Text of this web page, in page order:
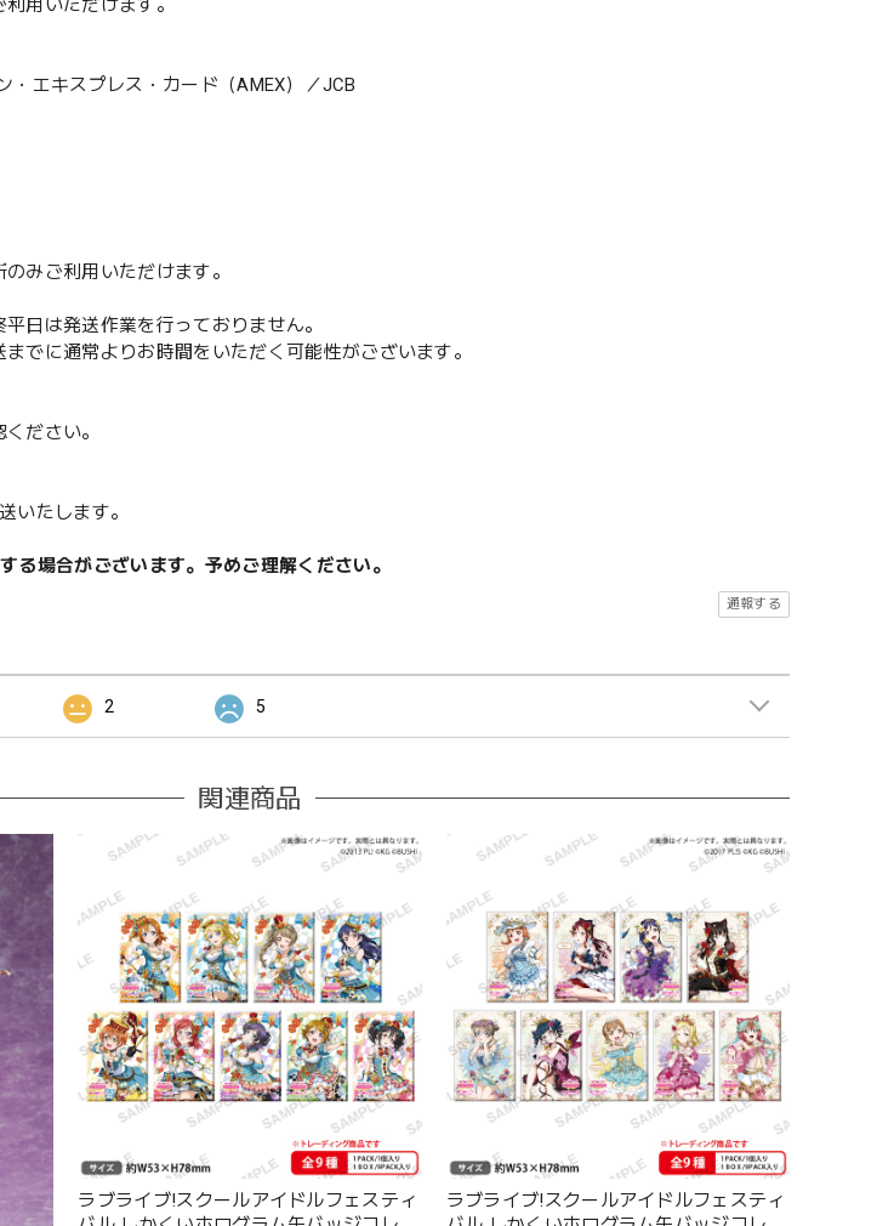
用いただけます。
エキスプレス・カード（AMEX）／JCB
みご利用いただけます。
日は発送作業を行っておりません。
でに通常よりお時間をいただく可能性がございます。
ださい。
いたします。
る場合がございます。予めご理解ください。
通報する
2 5
関連商品
ラブライブ!スクールアイドルフェスティ
ラブライブ!スクールアイドルフェスティ